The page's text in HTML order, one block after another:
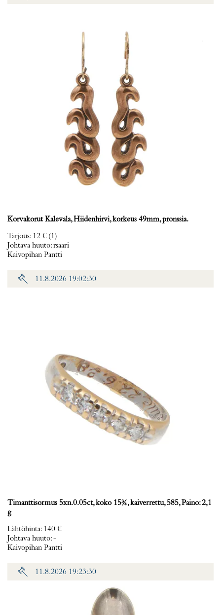
Korvakorut Kalevala, Hiidenhirvi, korkeus 49mm, pronssia.
Tarjous: 12 € (1)
Johtava huuto:rsaari
Kaivopihan Pantti
11.8.2026 19:02:30
Timanttisormus 5xn.0.05ct, koko 15¾, kaiverrettu, 585, Paino: 2,1
g
Lähtöhinta: 140 €
Johtava huuto:-
Kaivopihan Pantti
11.8.2026 19:23:30